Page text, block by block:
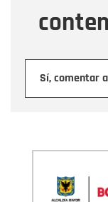
Sí, comentar